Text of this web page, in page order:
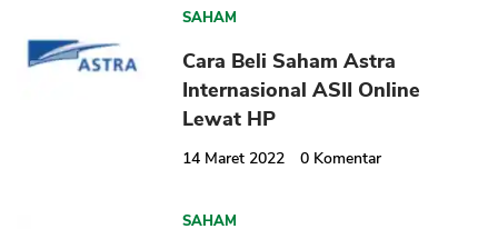
SAHAM
Cara Beli Saham Astra
Internasional ASII Online
Lewat HP
14 Maret 2022 0 Komentar
SAHAM